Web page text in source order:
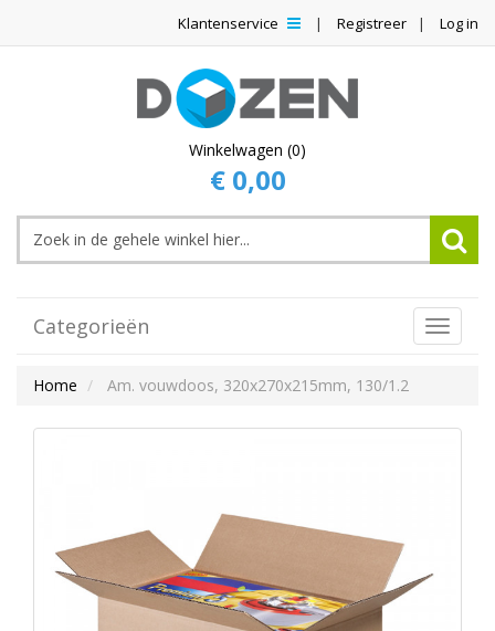
Klantenservice Registreer Log in
Winkelwagen (0)
€ 0,00
Categorieën
Toggle
Home
Am. vouwdoos, 320x270x215mm, 130/1.2